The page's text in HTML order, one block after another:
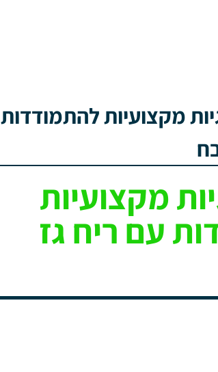
מקצועיות להתמודדות
מקצועיות
עם ריח גז